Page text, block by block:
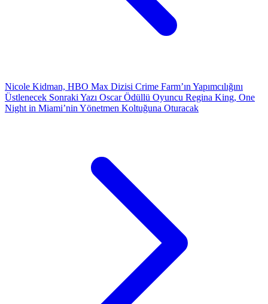
Nicole Kidman, HBO Max Dizisi Crime Farm’ın Yapımcılığını
Üstlenecek Sonraki Yazı Oscar Ödüllü Oyuncu Regina King, One
Night in Miami’nin Yönetmen Koltuğuna Oturacak